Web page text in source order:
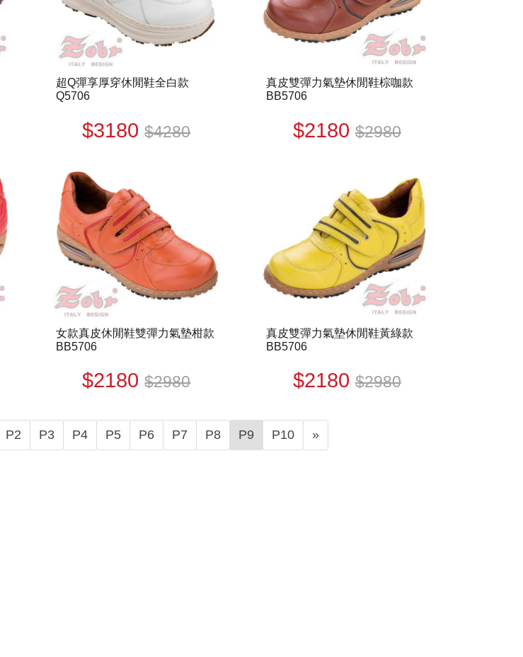
超Q彈享厚穿休閒鞋全白款
Q5706
$3180$4280
真皮雙彈力氣墊休閒鞋棕咖款
BB5706
$2180$2980
女款真皮休閒鞋雙彈力氣墊柑款
BB5706
$2180$2980
真皮雙彈力氣墊休閒鞋黃綠款
BB5706
$2180$2980
P2 P3 P4 P5 P6 P7 P8 P9 P10 »N
e